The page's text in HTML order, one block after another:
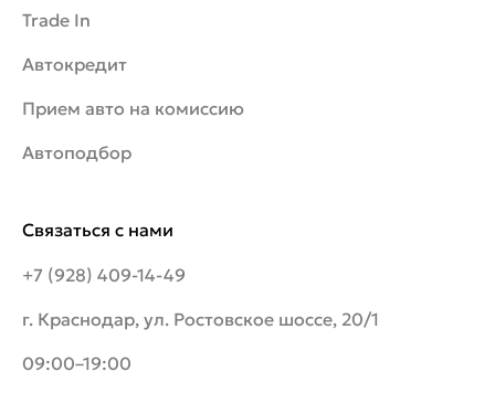
Связаться с нами
+7 (928) 409-14-49
г. Краснодар, ул. Ростовское шоссе, 20/1
09:00–19:00
Trade In
Автокредит
Прием авто на комиссию
Автоподбор